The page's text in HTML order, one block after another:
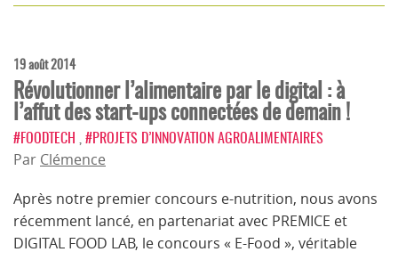
19 août 2014
Révolutionner l’alimentaire par le digital : à
l’affut des start-ups connectées de demain !
#FOODTECH #PROJETS D’INNOVATION AGROALIMENTAIRES
Par Clémence
Après notre premier concours e-nutrition, nous avons
récemment lancé, en partenariat avec PREMICE et
DIGITAL FOOD LAB, le concours « E-Food », véritable